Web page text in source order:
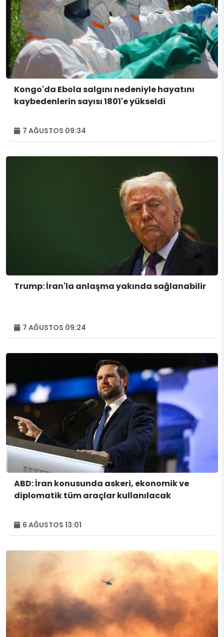
Kongo'da Ebola salgını nedeniyle hayatını
kaybedenlerin sayısı 1801'e yükseldi
7 AĞUSTOS 09:34
Trump: İran'la anlaşma yakında sağlanabilir
7 AĞUSTOS 09:24
ABD: İran konusunda askeri, ekonomik ve
diplomatik tüm araçlar kullanılacak
6 AĞUSTOS 13:01